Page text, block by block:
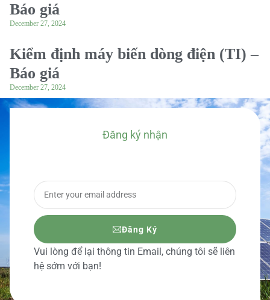
Báo giá
December 27, 2024
Kiểm định máy biến dòng điện (TI) –
Báo giá
December 27, 2024
Đăng ký nhận
Đăng Ký
Vui lòng để lại thông tin Email, chúng tôi sẽ liên
hệ sớm với bạn!